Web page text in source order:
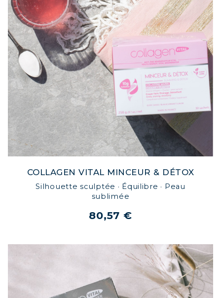
COLLAGEN VITAL MINCEUR & DÉTOX
Silhouette sculptée · Équilibre · Peau
sublimée
80,57 €